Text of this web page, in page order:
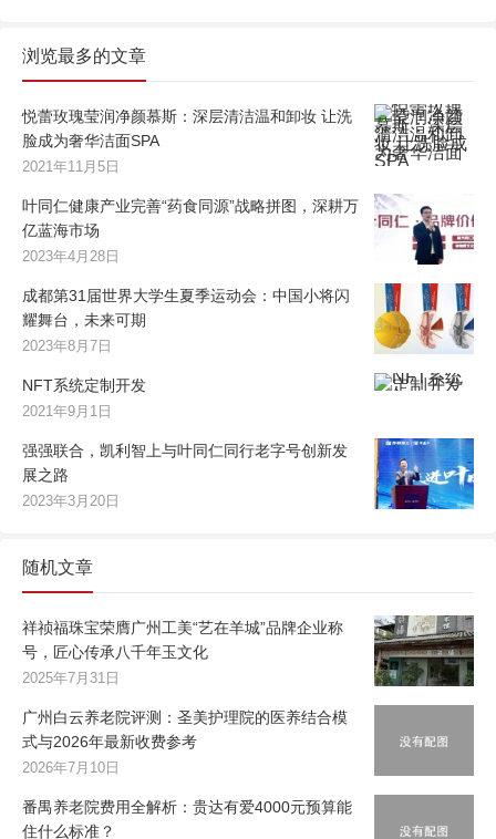
浏览最多的文章
悦蕾玫瑰莹润净颜慕斯：深层清洁温和卸妆 让洗
脸成为奢华洁面SPA
2021年11月5日
叶同仁健康产业完善“药食同源”战略拼图，深耕万
亿蓝海市场
2023年4月28日
成都第31届世界大学生夏季运动会：中国小将闪
耀舞台，未来可期
2023年8月7日
NFT系统定制开发
2021年9月1日
强强联合，凯利智上与叶同仁同行老字号创新发
展之路
2023年3月20日
随机文章
祥祯福珠宝荣膺广州工美“艺在羊城”品牌企业称
号，匠心传承八千年玉文化
2025年7月31日
广州白云养老院评测：圣美护理院的医养结合模
式与2026年最新收费参考
2026年7月10日
番禺养老院费用全解析：贵达有爱4000元预算能
住什么标准？